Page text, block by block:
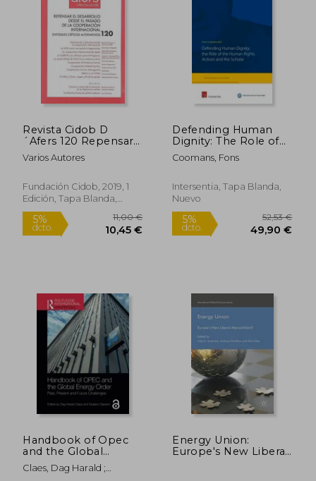
5%
dcto. 29,60 €
5%
dcto.
Revista Cidob D
´Afers 120 Repensar
el Desarrollo Desde el
Pasado de la
Internacional (Revista
Cidob D'afers
Varios Autores
Fundación Cidob, 2019, 1
Edición, Tapa Blanda,
Nuevo
Defending Human
Dignity: The Role of
the Human Rights
Activist and the
Coomans, Fons
Intersentia, Tapa Blanda,
Nuevo
Handbook of Opec
and the Global
Energy Order
(Routledge
Claes, Dag Harald ;
Energy Union:
Europe's New Liberal